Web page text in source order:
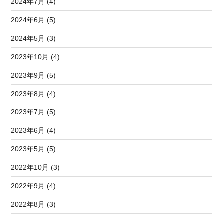
2024年7月 (4)
2024年6月 (5)
2024年5月 (3)
2023年10月 (4)
2023年9月 (5)
2023年8月 (4)
2023年7月 (5)
2023年6月 (4)
2023年5月 (5)
2022年10月 (3)
2022年9月 (4)
2022年8月 (3)